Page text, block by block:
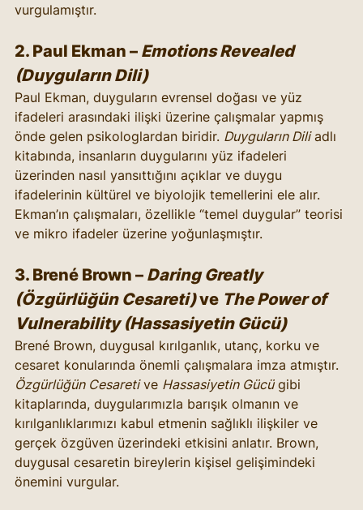
vurgulamıştır.
2. Paul Ekman – Emotions Revealed
(Duyguların Dili)
Paul Ekman, duyguların evrensel doğası ve yüz
ifadeleri arasındaki ilişki üzerine çalışmalar yapmış
önde gelen psikologlardan biridir. Duyguların Dili adlı
kitabında, insanların duygularını yüz ifadeleri
üzerinden nasıl yansıttığını açıklar ve duygu
ifadelerinin kültürel ve biyolojik temellerini ele alır.
Ekman’ın çalışmaları, özellikle “temel duygular” teorisi
ve mikro ifadeler üzerine yoğunlaşmıştır.
3. Brené Brown – Daring Greatly
(Özgürlüğün Cesareti) ve The Power of
Vulnerability (Hassasiyetin Gücü)
Brené Brown, duygusal kırılganlık, utanç, korku ve
cesaret konularında önemli çalışmalara imza atmıştır.
Özgürlüğün Cesareti ve Hassasiyetin Gücü gibi
kitaplarında, duygularımızla barışık olmanın ve
kırılganlıklarımızı kabul etmenin sağlıklı ilişkiler ve
gerçek özgüven üzerindeki etkisini anlatır. Brown,
duygusal cesaretin bireylerin kişisel gelişimindeki
önemini vurgular.